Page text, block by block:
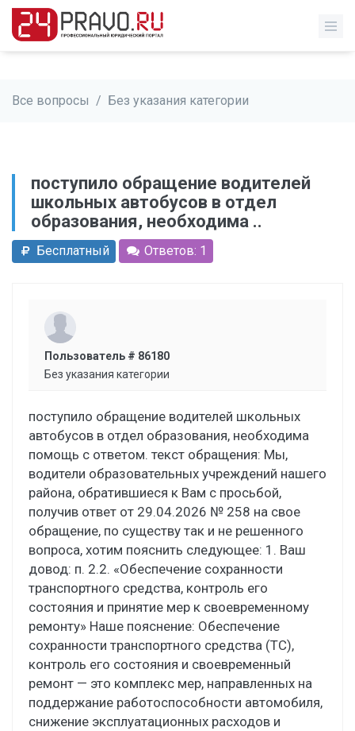
Все вопросы / Без указания категории
поступило обращение водителей
школьных автобусов в отдел
образования, необходима ..
Бесплатный Ответов: 1
Пользователь # 86180
Без указания категории
поступило обращение водителей школьных
автобусов в отдел образования, необходима
помощь с ответом. текст обращения: Мы,
водители образовательных учреждений нашего
района, обратившиеся к Вам с просьбой,
получив ответ от 29.04.2026 № 258 на свое
обращение, по существу так и не решенного
вопроса, хотим пояснить следующее: 1. Ваш
довод: п. 2.2. «Обеспечение сохранности
транспортного средства, контроль его
состояния и принятие мер к своевременному
ремонту» Наше пояснение: Обеспечение
сохранности транспортного средства (ТС),
контроль его состояния и своевременный
ремонт — это комплекс мер, направленных на
поддержание работоспособности автомобиля,
снижение эксплуатационных расходов и